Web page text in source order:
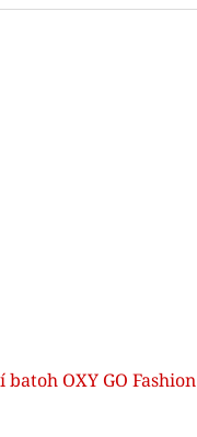
batoh OXY GO Fashion